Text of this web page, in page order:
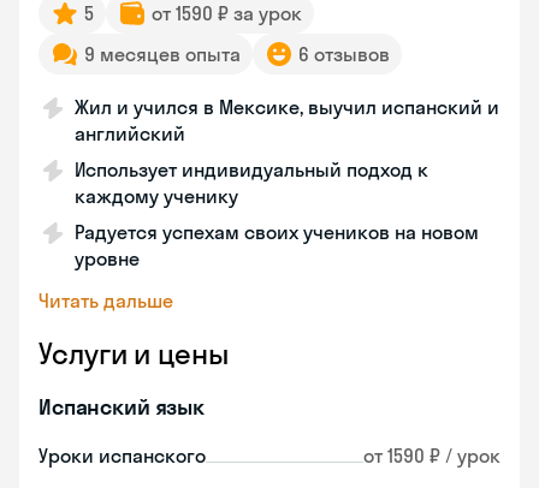
5
от 1590 ₽ за урок
9 месяцев опыта
6 отзывов
Жил и учился в Мексике, выучил испанский и
английский
Использует индивидуальный подход к
каждому ученику
Радуется успехам своих учеников на новом
уровне
Читать дальше
Услуги и цены
Испанский язык
Уроки испанского от 1590 ₽ / урок